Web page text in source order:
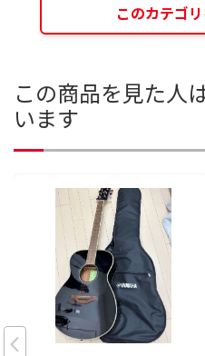
このカテゴ
この商品を見た人
います